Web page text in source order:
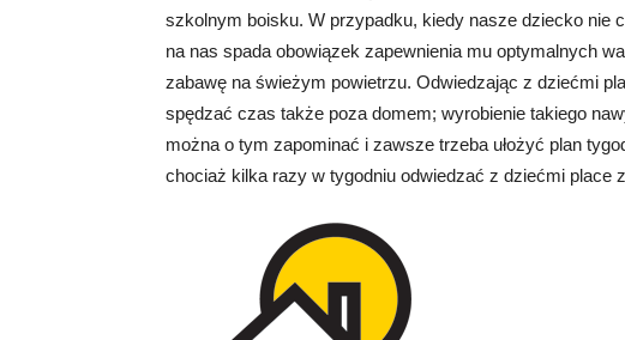
szkolnym boisku. W przypadku, kiedy nasze dziecko nie
na nas spada obowiązek zapewnienia mu optymalnych
zabawę na świeżym powietrzu. Odwiedzając z dziećmi
spędzać czas także poza domem; wyrobienie takiego
można o tym zapominać i zawsze trzeba ułożyć plan
chociaż kilka razy w tygodniu odwiedzać z dziećmi place